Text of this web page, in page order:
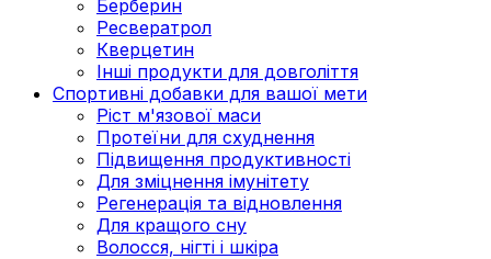
Берберин
Ресвератрол
Кверцетин
Інші продукти для довголіття
Спортивні добавки для вашої мети
Ріст м'язової маси
Протеїни для схуднення
Підвищення продуктивності
Для зміцнення імунітету
Регенерація та відновлення
Для кращого сну
Волосся, нігті і шкіра